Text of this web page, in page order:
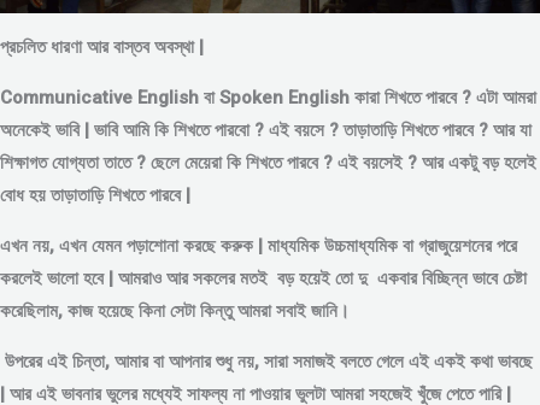
প্রচলিত ধারণা আর বাস্তব অবস্থা |
Communicative English বা Spoken English কারা শিখতে পারবে ? এটা আমরা
অনেকেই ভাবি | ভাবি আমি কি শিখতে পারবো ? এই বয়সে ?তাড়াতাড়ি শিখতে পারবে ? আর যা
শিক্ষাগত যোগ্যতা তাতে ? ছেলে মেয়েরা কি শিখতে পারবে ? এই বয়সেই ? আর একটু বড় হলেই
বোধ হয় তাড়াতাড়ি শিখতে পারবে |
এখন নয়, এখন যেমন পড়াশোনা করছে করুক | মাধ্যমিক উচ্চমাধ্যমিক বা গ্রাজুয়েশনের পরে
করলেই ভালো হবে | আমরাও আর সকলের মতই বড় হয়েই তো দু একবার বিচ্ছিন্নভাবেচেষ্টা
করেছিলাম, কাজ হয়েছে কিনা সেটা কিন্তু আমরা সবাই জানি।
উপরের এই চিন্তা, আমার বা আপনার শুধু নয়, সারা সমাজই বলতে গেলে এই একই কথা ভাবছে
| আর এই ভাবনার ভুলের মধ্যেই সাফল্য না পাওয়ার ভুলটা আমরা সহজেই খুঁজে পেতে পারি |